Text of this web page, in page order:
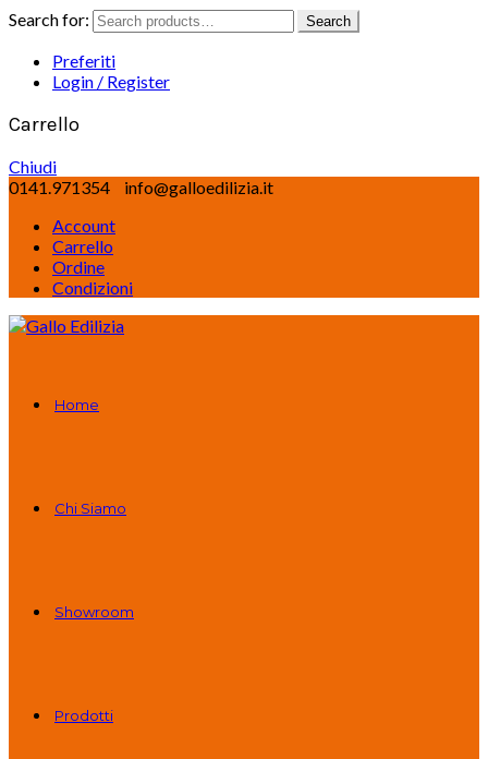
Search for: Search
Preferiti
Login / Register
Carrello
Chiudi
0141.971354
info@galloedilizia.it
Account
Carrello
Ordine
Condizioni
Home
Chi Siamo
Showroom
Prodotti